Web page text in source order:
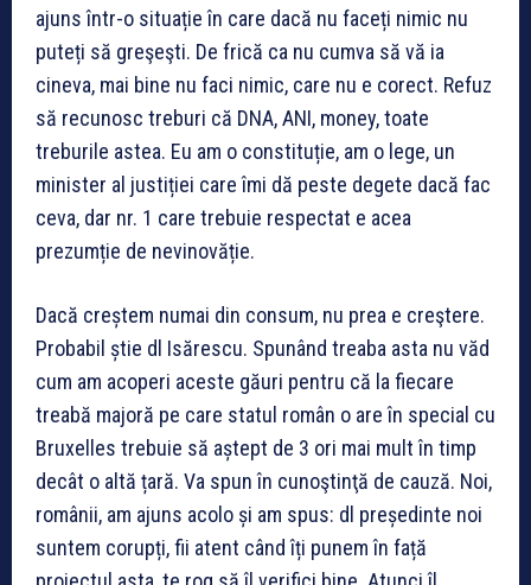
ajuns într-o situație în care dacă nu faceți nimic nu
puteți să greşeşti. De frică ca nu cumva să vă ia
cineva, mai bine nu faci nimic, care nu e corect. Refuz
să recunosc treburi că DNA, ANI, money, toate
treburile astea. Eu am o constituție, am o lege, un
minister al justiției care îmi dă peste degete dacă fac
ceva, dar nr. 1 care trebuie respectat e acea
prezumție de nevinovăție.
Dacă creștem numai din consum, nu prea e creştere.
Probabil știe dl Isărescu. Spunând treaba asta nu văd
cum am acoperi aceste găuri pentru că la fiecare
treabă majoră pe care statul român o are în special cu
Bruxelles trebuie să aștept de 3 ori mai mult în timp
decât o altă țară. Va spun în cunoştinţă de cauză. Noi,
românii, am ajuns acolo și am spus: dl președinte noi
suntem corupți, fii atent când îți punem în față